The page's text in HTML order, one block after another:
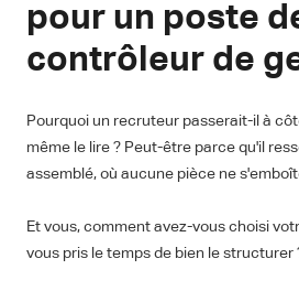
pour un poste
contrôleur de
Pourquoi un recruteur passerait-il à
même le lire ? Peut-être parce qu'il
assemblé, où aucune pièce ne
Et vous, comment avez-vous choisi
vous pris le temps de bien le structurer